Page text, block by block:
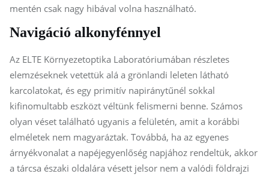
mentén csak nagy hibával volna használható.
Navigáció alkonyfénnyel
Az ELTE Környezetoptika Laboratóriumában részletes
elemzéseknek vetettük alá a grönlandi leleten látható
karcolatokat, és egy primitív napiránytűnél sokkal
kifinomultabb eszközt véltünk felismerni benne. Számos
olyan véset található ugyanis a felületén, amit a korábbi
elméletek nem magyaráztak. Továbbá, ha az egyenes
árnyékvonalat a napéjegyenlőség napjához rendeltük, akkor
a tárcsa északi oldalára vésett jelsor nem a valódi földrajzi